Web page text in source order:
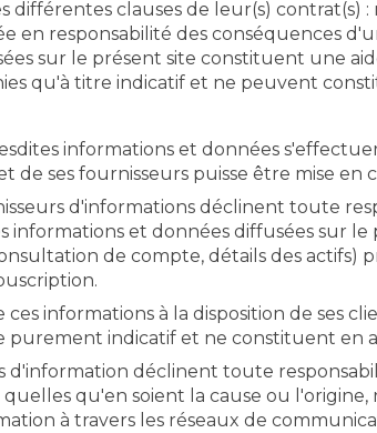
différentes clauses de leur(s) contrat(s)
en responsabilité des conséquences
sur le présent site constituent une
qu'à titre indicatif et ne peuvent
informations et données
de ses fournisseurs puisse être mise en
d'informations déclinent toute
et données diffusées sur le
de compte, détails des actifs)
informations à la disposition de ses
purement indicatif et ne constituent
d'information déclinent toute
qu'en soient la cause ou
à travers les réseaux de